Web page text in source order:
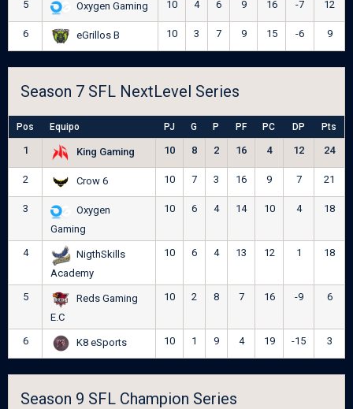
5 Oxygen Gaming 10 4 6 9 16 -7 12
6 eGrillos B 10 3 7 9 15 -6 9
Season 7 SFL NextLevel Series
Pos Equipo PJ G P PF PC DP Pts
1 King Gaming 10 8 2 16 4 12 24
2 Crow 6 10 7 3 16 9 7 21
3
Oxygen
Gaming
10 6 4 14 10 4 18
4
NigthSkills
Academy
10 6 4 13 12 1 18
5
Reds Gaming
E.C
10 2 8 7 16 -9 6
6 K8 eSports 10 1 9 4 19 -15 3
Season 9 SFL Champion Series